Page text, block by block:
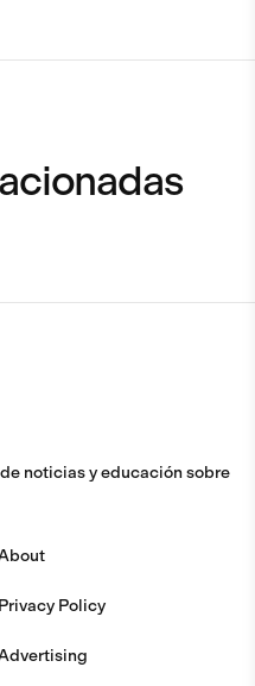
noticias y educación sobre
Privacy Policy